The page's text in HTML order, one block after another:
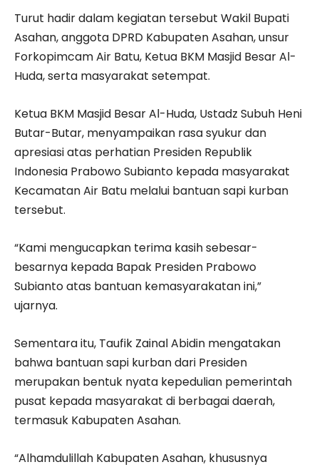
Turut hadir dalam kegiatan tersebut Wakil Bupati
Asahan, anggota DPRD Kabupaten Asahan, unsur
Forkopimcam Air Batu, Ketua BKM Masjid Besar Al-
Huda, serta masyarakat setempat.
Ketua BKM Masjid Besar Al-Huda, Ustadz Subuh Heni
Butar-Butar, menyampaikan rasa syukur dan
apresiasi atas perhatian Presiden Republik
Indonesia Prabowo Subianto kepada masyarakat
Kecamatan Air Batu melalui bantuan sapi kurban
tersebut.
“Kami mengucapkan terima kasih sebesar-
besarnya kepada Bapak Presiden Prabowo
Subianto atas bantuan kemasyarakatan ini,”
ujarnya.
Sementara itu, Taufik Zainal Abidin mengatakan
bahwa bantuan sapi kurban dari Presiden
merupakan bentuk nyata kepedulian pemerintah
pusat kepada masyarakat di berbagai daerah,
termasuk Kabupaten Asahan.
“Alhamdulillah Kabupaten Asahan, khususnya